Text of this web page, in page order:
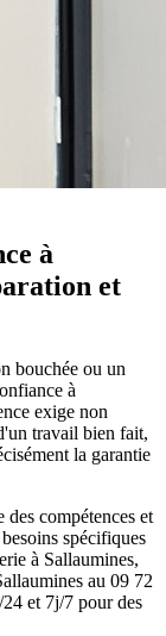
à
et
bouchée ou un
à
exige non
travail bien fait,
la garantie
des compétences et
spécifiques
à Sallaumines,
au 09 72
et 7j/7 pour des